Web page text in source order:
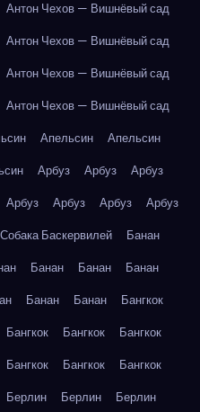
Антон Чехов — Вишнёвый сад
Антон Чехов — Вишнёвый сад
Антон Чехов — Вишнёвый сад
Антон Чехов — Вишнёвый сад
Апельсин
Апельсин
Арбуз Арбуз
Арбуз
Арбуз Арбуз Арбуз
Арбуз
Баскервилей
Банан
Банан Банан
Банан
Банан Банан
Бангкок
Бангкок Бангкок
Бангкок
Бангкок Бангкок
Бангкок
Берлин Берлин Берлин